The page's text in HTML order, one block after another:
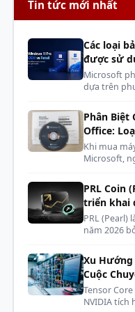
CỰC KỲ MẠNH MẼ
Tối đa hóa khả năng
FK120 được cân bằng
suất và hiệu quả vận
bi động chất lỏng
Đầu nối máy bơm
Điện áp định mức
bơm
Máy bơm định mức
tại
Tiêu thụ điện năng
máy bơm
Kích thước quạt
Tốc độ quạt
Luồng không khí của
quạt
Áp suất không khí
Tin tức mới nhất
Các loại
được sử
phòng
Microsoft
dựa trên
Phân Biệt
Office:
Khi mua
Microsoft,
PRL Coin
triển khai
PRL (Pearl)
năm 2026
Xu Hướng
Cuộc
"AI
Tensor
NVIDIA tích